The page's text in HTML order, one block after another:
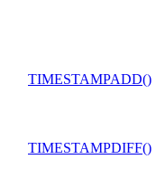
TIMESTAMPADD()
TIMESTAMPDIFF()